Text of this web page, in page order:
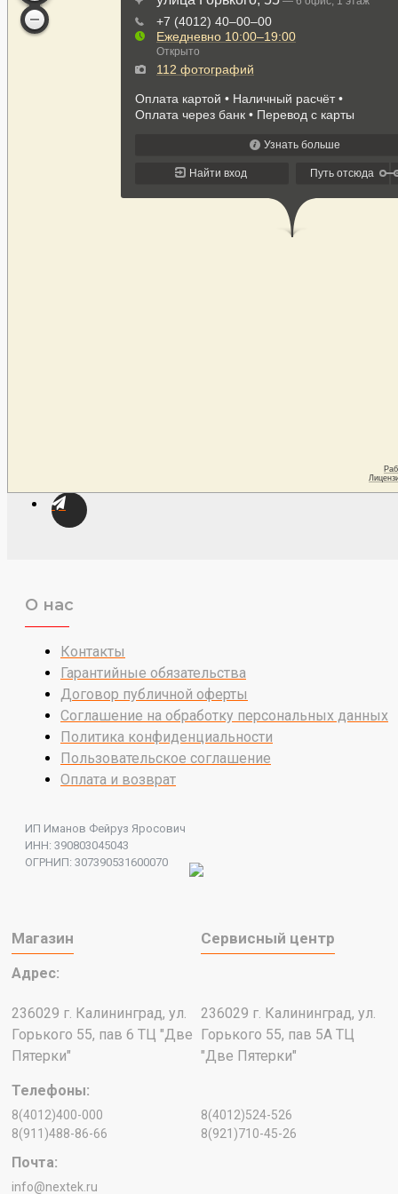
О нас
Контакты
Гарантийные обязательства
Договор публичной оферты
Соглашение на обработку персональных данных
Политика конфиденциальности
Пользовательское соглашение
Оплата и возврат
ИП Иманов Фейруз Яросович
ИНН: 390803045043
ОГРНИП: 307390531600070
Магазин Сервисный центр
Адрес:
236029 г. Калининград, ул.
Горького 55, пав 6 ТЦ "Две
Пятерки"
236029 г. Калининград, ул.
Горького 55, пав 5А ТЦ
"Две Пятерки"
Телефоны:
8(4012)400-000
8(911)488-86-66
8(4012)524-526
8(921)710-45-26
Почта:
info@nextek.ru